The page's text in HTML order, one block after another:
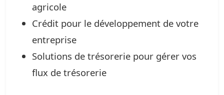
agricole
Crédit pour le développement de votre
entreprise
Solutions de trésorerie pour gérer vos
flux de trésorerie